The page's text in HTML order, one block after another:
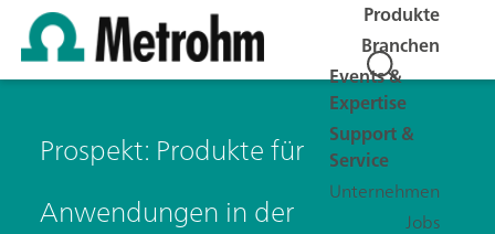
Produkte
Branchen
Events &
Expertise
Support &
Service
Unternehmen
Jobs
Prospekt: Produkte für
Anwendungen in der